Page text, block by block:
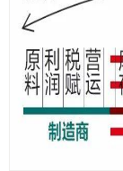
忘记密码？